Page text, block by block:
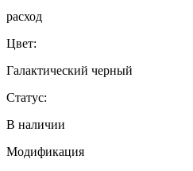
расход
Цвет:
Галактический черный
Статус:
В наличии
Модификация